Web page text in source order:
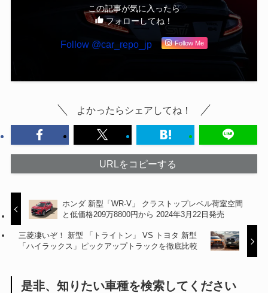
この記事が気に入ったら
フォローしてね！
Follow @car_repo_jp Follow Me
よかったらシェアしてね！
URLをコピーする
ホンダ 新型「WR-V」 クラストップレベル荷室空間
と低価格209万8800円から 2024年3月22日発売
三菱凄いぞ！ 新型 「トライトン」 VS トヨタ 新型
「ハイラックス」ピックアップトラックを徹底比較
是非、知りたい車種を検索してください